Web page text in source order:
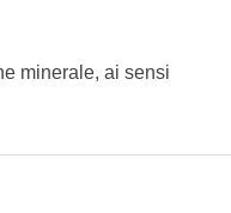
minerale, ai sensi